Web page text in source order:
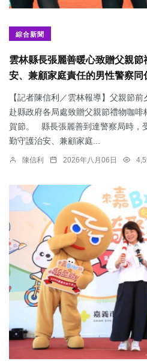
綜合新聞
雲林縣長張麗善暖心致贈父親
安、兼顧家庭責任的男性警察
【記者陳信利／雲林報導】父親節
赴縣政府各局處致贈父親節禮物咖
賀節。 縣長張麗善到達警察局時，
勤守護治安、兼顧家庭...
陳信利 2026年八月06日